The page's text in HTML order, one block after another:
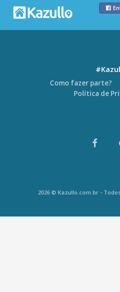
Como fazer parte?
Política de
2026 © Kazullo.com.br -